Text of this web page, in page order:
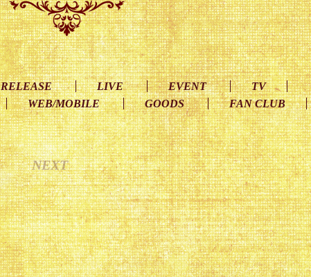
RELEASE LIVE EVENT
TV
WEB/MOBILE GOODS FAN CLUB
NEXT